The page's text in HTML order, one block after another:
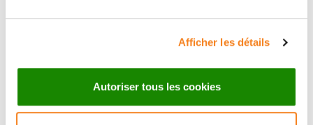
Afficher les détails
Autoriser tous les cookies